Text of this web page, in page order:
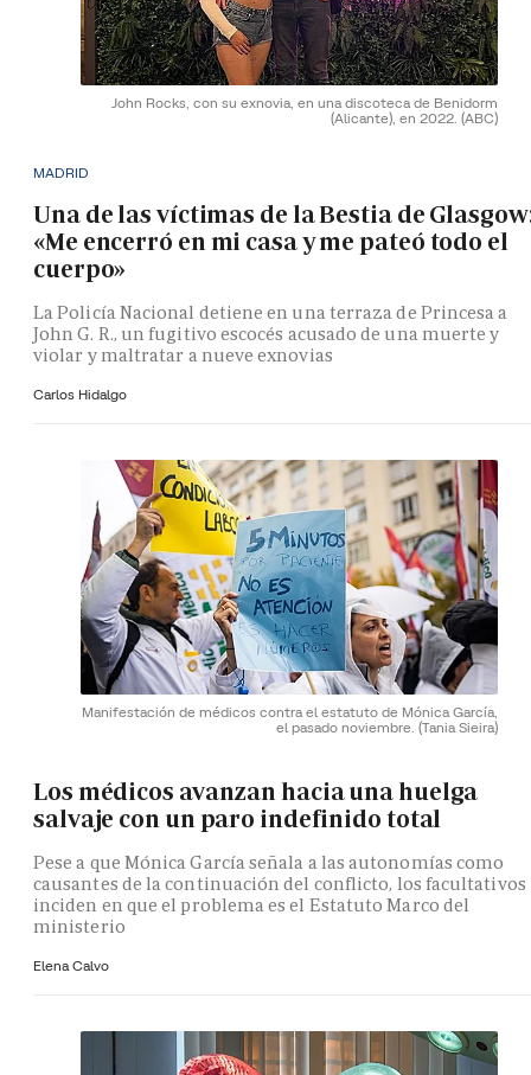
John Rocks, con su exnovia, en una discoteca de Benidorm
(Alicante), en 2022. (ABC)
MADRID
Una de las víctimas de la Bestia de
«Me encerró en mi casa y me pateó todo el
cuerpo»
La Policía Nacional detiene en una terraza de Princesa a
John G. R., un fugitivo escocés acusado de una muerte y
violar y maltratar a nueve exnovias
Carlos Hidalgo
Manifestación de médicos contra el estatuto de Mónica García,
el pasado noviembre. (Tania Sieira)
Los médicos avanzan hacia una huelga
salvaje con un paro indefinido total
Pese a que Mónica García señala a las autonomías como
causantes de la continuación del conflicto, los facultativos
inciden en que el problema es el Estatuto Marco del
ministerio
Elena Calvo